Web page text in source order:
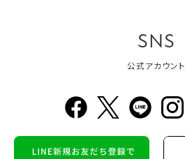
SNS
公式アカウント